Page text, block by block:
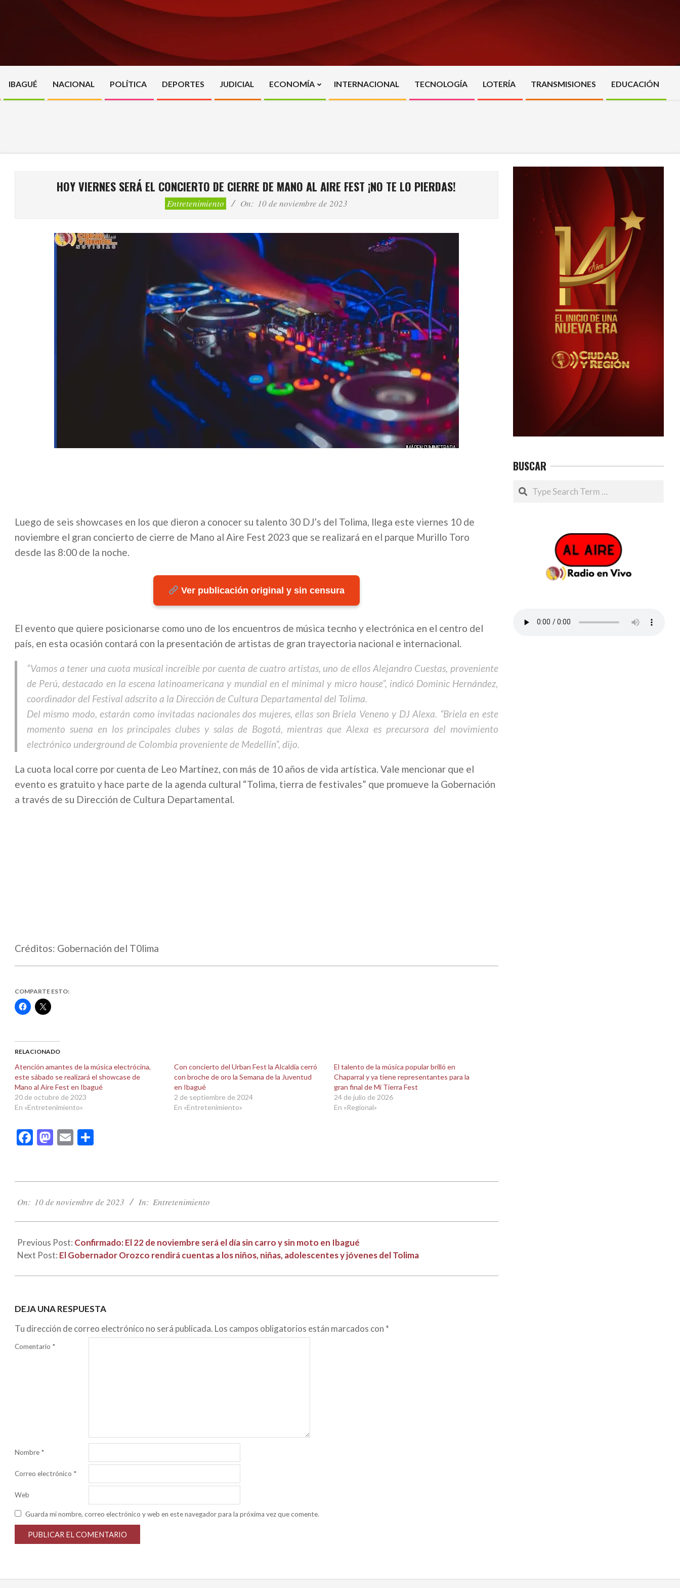
Primary
Navigation
IBAGUÉ NACIONAL POLÍTICA DEPORTES JUDICIAL ECONOMÍA INTERNACIONAL TECNOLOGÍA LOTERÍA TRANSMISIONES EDUCACIÓN
HOY VIERNES SERÁ EL CONCIERTO DE CIERRE DE MANO AL AIRE FEST ¡NO TE LO PIERDAS!
Entretenimiento On: 10 de noviembre de 2023
Luego de seis showcases en los que dieron a conocer su talento 30 DJ’s del Tolima, llega este viernes 10 de
noviembre el gran concierto de cierre de Mano al Aire Fest 2023 que se realizará en el parque Murillo Toro
desde las 8:00 de la noche.
Ver publicación original y sin censura
El evento que quiere posicionarse como uno de los encuentros de música tecnho y electrónica en el centro del
país, en esta ocasión contará con la presentación de artistas de gran trayectoria nacional e internacional.
“Vamos a tener una cuota musical increíble por cuenta de cuatro artistas, uno de ellos Alejandro Cuestas, proveniente
de Perú, destacado en la escena latinoamericana y mundial en el minimal y micro house”, indicó Dominic Hernández,
coordinador del Festival adscrito a la Dirección de Cultura Departamental del Tolima.
Del mismo modo, estarán como invitadas nacionales dos mujeres, ellas son Briela Veneno y DJ Alexa. “Briela en este
momento suena en los principales clubes y salas de Bogotá, mientras que Alexa es precursora del movimiento
electrónico underground de Colombia proveniente de Medellín”, dijo.
La cuota local corre por cuenta de Leo Martínez, con más de 10 años de vida artística. Vale mencionar que el
evento es gratuito y hace parte de la agenda cultural “Tolima, tierra de festivales” que promueve la Gobernación
a través de su Dirección de Cultura Departamental.
Créditos: Gobernación del T0lima
COMPARTE ESTO:
Haz
clic
(Se
abre
una
ventana
nueva)
Haz
clic
(Se
abre
una
ventana
nueva)
RELACIONADO
Atención amantes de la música electrócina,
este sábado se realizará el showcase de
Mano al Aire Fest en Ibagué
20 de octubre de 2023
En «Entretenimiento»
Con concierto del Urban Fest la Alcaldía cerró
con broche de oro la Semana de la Juventud
en Ibagué
2 de septiembre de 2024
En «Entretenimiento»
El talento de la música popular brilló en
Chaparral y ya tiene representantes para la
gran final de Mi Tierra Fest
24 de julio de 2026
En «Regional»
Facebook
Mastodon
Email
11-
On: 10 de noviembre de 2023 In: Entretenimiento
Previous Post: Confirmado: El 22 de noviembre será el día sin carro y sin moto en Ibagué
Next Post: El Gobernador Orozco rendirá cuentas a los niños, niñas, adolescentes y jóvenes del Tolima
DEJA UNA RESPUESTA
Tu dirección de correo electrónico no será publicada. Los campos obligatorios están marcados con *
Comentario *
Nombre *
Correo electrónico *
Web
Guarda mi nombre, correo electrónico y web en este navegador para la próxima vez que comente.
BUSCAR
Search